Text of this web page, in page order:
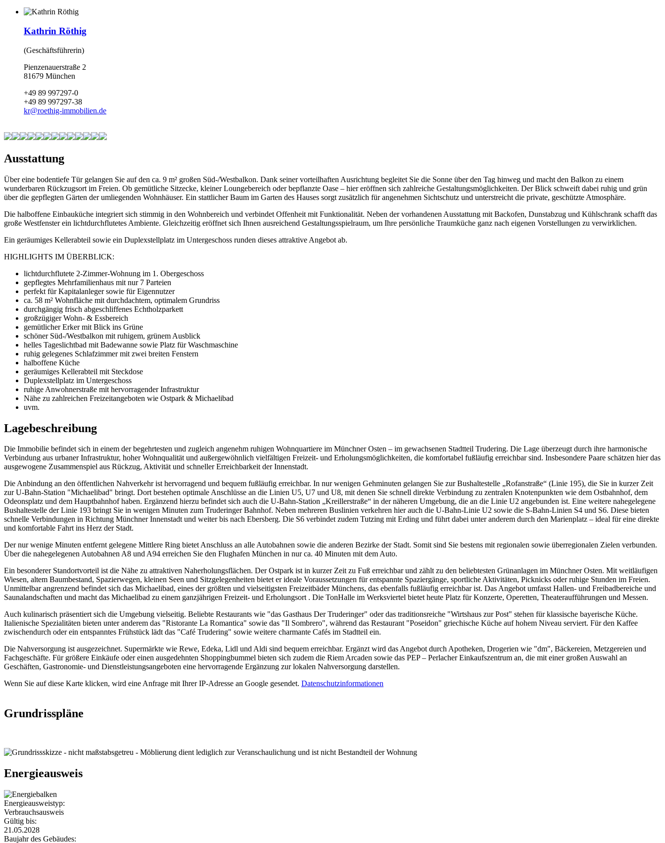
Kathrin Röthig
(Geschäftsführerin)
Pienzenauerstraße 2
81679 München
+49 89 997297-0
+49 89 997297-38
kr@roethig-immobilien.de
Ausstattung
Über eine bodentiefe Tür gelangen Sie auf den ca. 9 m² großen Süd-/Westbalkon. Dank seiner vorteilhaften Ausrichtung begleitet Sie die Sonne über den Tag hinweg und macht den Balkon zu einem
wunderbaren Rückzugsort im Freien. Ob gemütliche Sitzecke, kleiner Loungebereich oder bepflanzte Oase – hier eröffnen sich zahlreiche Gestaltungsmöglichkeiten. Der Blick schweift dabei ruhig und grün
über die gepflegten Gärten der umliegenden Wohnhäuser. Ein stattlicher Baum im Garten des Hauses sorgt zusätzlich für angenehmen Sichtschutz und unterstreicht die private, geschützte Atmosphäre.
Die halboffene Einbauküche integriert sich stimmig in den Wohnbereich und verbindet Offenheit mit Funktionalität. Neben der vorhandenen Ausstattung mit Backofen, Dunstabzug und Kühlschrank schafft das
große Westfenster ein lichtdurchflutetes Ambiente. Gleichzeitig eröffnet sich Ihnen ausreichend Gestaltungsspielraum, um Ihre persönliche Traumküche ganz nach eigenen Vorstellungen zu verwirklichen.
Ein geräumiges Kellerabteil sowie ein Duplexstellplatz im Untergeschoss runden dieses attraktive Angebot ab.
HIGHLIGHTS IM ÜBERBLICK:
lichtdurchflutete 2-Zimmer-Wohnung im 1. Obergeschoss
gepflegtes Mehrfamilienhaus mit nur 7 Parteien
perfekt für Kapitalanleger sowie für Eigennutzer
ca. 58 m² Wohnfläche mit durchdachtem, optimalem Grundriss
durchgängig frisch abgeschliffenes Echtholzparkett
großzügiger Wohn- & Essbereich
gemütlicher Erker mit Blick ins Grüne
schöner Süd-/Westbalkon mit ruhigem, grünem Ausblick
helles Tageslichtbad mit Badewanne sowie Platz für Waschmaschine
ruhig gelegenes Schlafzimmer mit zwei breiten Fenstern
halboffene Küche
geräumiges Kellerabteil mit Steckdose
Duplexstellplatz im Untergeschoss
ruhige Anwohnerstraße mit hervorragender Infrastruktur
Nähe zu zahlreichen Freizeitangeboten wie Ostpark & Michaelibad
uvm.
Lagebeschreibung
Die Immobilie befindet sich in einem der begehrtesten und zugleich angenehm ruhigen Wohnquartiere im Münchner Osten – im gewachsenen Stadtteil Trudering. Die Lage überzeugt durch ihre harmonische
Verbindung aus urbaner Infrastruktur, hoher Wohnqualität und außergewöhnlich vielfältigen Freizeit- und Erholungsmöglichkeiten, die komfortabel fußläufig erreichbar sind. Insbesondere Paare schätzen hier das
ausgewogene Zusammenspiel aus Rückzug, Aktivität und schneller Erreichbarkeit der Innenstadt.
Die Anbindung an den öffentlichen Nahverkehr ist hervorragend und bequem fußläufig erreichbar. In nur wenigen Gehminuten gelangen Sie zur Bushaltestelle „Rofanstraße“ (Linie 195), die Sie in kurzer Zeit
zur U-Bahn-Station "Michaelibad" bringt. Dort bestehen optimale Anschlüsse an die Linien U5, U7 und U8, mit denen Sie schnell direkte Verbindung zu zentralen Knotenpunkten wie dem Ostbahnhof, dem
Odeonsplatz und dem Hauptbahnhof haben. Ergänzend hierzu befindet sich auch die U-Bahn-Station „Kreillerstraße“ in der näheren Umgebung, die an die Linie U2 angebunden ist. Eine weitere nahegelegene
Bushaltestelle der Linie 193 bringt Sie in wenigen Minuten zum Truderinger Bahnhof. Neben mehreren Buslinien verkehren hier auch die U-Bahn-Linie U2 sowie die S-Bahn-Linien S4 und S6. Diese bieten
schnelle Verbindungen in Richtung Münchner Innenstadt und weiter bis nach Ebersberg. Die S6 verbindet zudem Tutzing mit Erding und führt dabei unter anderem durch den Marienplatz – ideal für eine direkte
und komfortable Fahrt ins Herz der Stadt.
Der nur wenige Minuten entfernt gelegene Mittlere Ring bietet Anschluss an alle Autobahnen sowie die anderen Bezirke der Stadt. Somit sind Sie bestens mit regionalen sowie überregionalen Zielen verbunden.
Über die nahegelegenen Autobahnen A8 und A94 erreichen Sie den Flughafen München in nur ca. 40 Minuten mit dem Auto.
Ein besonderer Standortvorteil ist die Nähe zu attraktiven Naherholungsflächen. Der Ostpark ist in kurzer Zeit zu Fuß erreichbar und zählt zu den beliebtesten Grünanlagen im Münchner Osten. Mit weitläufigen
Wiesen, altem Baumbestand, Spazierwegen, kleinen Seen und Sitzgelegenheiten bietet er ideale Voraussetzungen für entspannte Spaziergänge, sportliche Aktivitäten, Picknicks oder ruhige Stunden im Freien.
Unmittelbar angrenzend befindet sich das Michaelibad, eines der größten und vielseitigsten Freizeitbäder Münchens, das ebenfalls fußläufig erreichbar ist. Das Angebot umfasst Hallen- und Freibadbereiche und
Saunalandschaften und macht das Michaelibad zu einem ganzjährigen Freizeit- und Erholungsort . Die TonHalle im Werksviertel bietet heute Platz für Konzerte, Operetten, Theateraufführungen und Messen.
Auch kulinarisch präsentiert sich die Umgebung vielseitig. Beliebte Restaurants wie "das Gasthaus Der Truderinger" oder das traditionsreiche "Wirtshaus zur Post" stehen für klassische bayerische Küche.
Italienische Spezialitäten bieten unter anderem das "Ristorante La Romantica" sowie das "Il Sombrero", während das Restaurant "Poseidon" griechische Küche auf hohem Niveau serviert. Für den Kaffee
zwischendurch oder ein entspanntes Frühstück lädt das "Café Trudering" sowie weitere charmante Cafés im Stadtteil ein.
Die Nahversorgung ist ausgezeichnet. Supermärkte wie Rewe, Edeka, Lidl und Aldi sind bequem erreichbar. Ergänzt wird das Angebot durch Apotheken, Drogerien wie "dm", Bäckereien, Metzgereien und
Fachgeschäfte. Für größere Einkäufe oder einen ausgedehnten Shoppingbummel bieten sich zudem die Riem Arcaden sowie das PEP – Perlacher Einkaufszentrum an, die mit einer großen Auswahl an
Geschäften, Gastronomie- und Dienstleistungsangeboten eine hervorragende Ergänzung zur lokalen Nahversorgung darstellen.
Wenn Sie auf diese Karte klicken, wird eine Anfrage mit Ihrer IP-Adresse an Google gesendet. Datenschutzinformationen
Grundrisspläne
Energieausweis
Energieausweistyp:
Verbrauchsausweis
Gültig bis:
21.05.2028
Baujahr des Gebäudes: